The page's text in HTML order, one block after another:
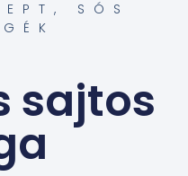
, SÓS
sajtos